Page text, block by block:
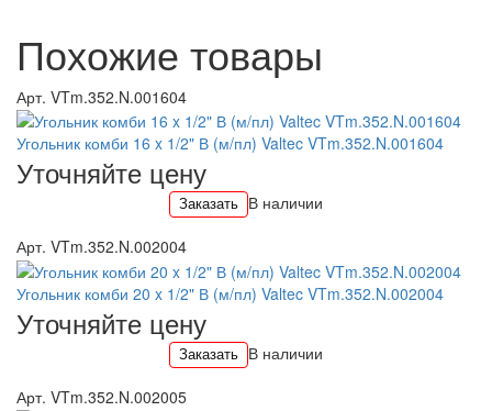
Похожие товары
Арт. VTm.352.N.001604
Угольник комби 16 x 1/2" В (м/пл) Valtec VTm.352.N.001604
Уточняйте цену
Заказать В наличии
Арт. VTm.352.N.002004
Угольник комби 20 x 1/2" В (м/пл) Valtec VTm.352.N.002004
Уточняйте цену
Заказать В наличии
Арт. VTm.352.N.002005